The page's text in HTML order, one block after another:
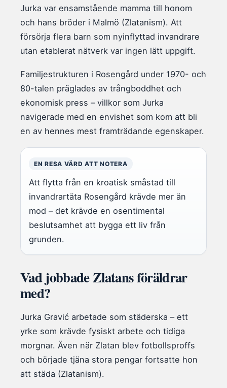
Jurka var ensamstående mamma till honom
och hans bröder i Malmö (Zlatanism). Att
försörja flera barn som nyinflyttad invandrare
utan etablerat nätverk var ingen lätt uppgift.
Familjestrukturen i Rosengård under 1970- och
80-talen präglades av trångboddhet och
ekonomisk press – villkor som Jurka
navigerade med en envishet som kom att bli
en av hennes mest framträdande egenskaper.
EN RESA VÄRD ATT NOTERA
Att flytta från en kroatisk småstad till
invandrartäta Rosengård krävde mer än
mod – det krävde en osentimental
beslutsamhet att bygga ett liv från
grunden.
Vad jobbade Zlatans föräldrar
med?
Jurka Gravić arbetade som städerska – ett
yrke som krävde fysiskt arbete och tidiga
morgnar. Även när Zlatan blev fotbollsproffs
och började tjäna stora pengar fortsatte hon
att städa (Zlatanism).